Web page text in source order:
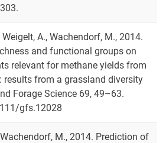
Weigelt, A., Wachendorf, M., 2014.
and functional groups on
relevant for methane yields from
results from a grassland diversity
Forage Science 69, 49–63.
gfs.12028
M., 2014. Prediction of